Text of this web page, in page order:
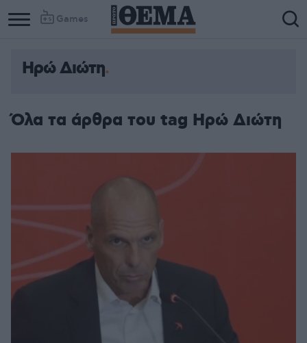
Games
Ηρώ Διώτη
Όλα τα άρθρα του tag Ηρώ Διώτη